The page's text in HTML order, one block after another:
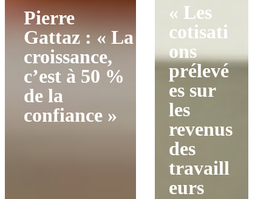
Pierre
Gattaz : « La
croissance,
c’est à 50 %
de la
confiance »
« Les
cotisati
ons
prélevé
es sur
les
revenus
des
travaill
eurs